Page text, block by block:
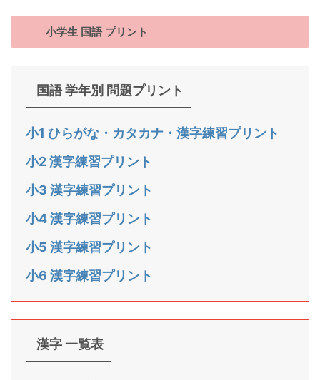
小学生 国語 プリント
国語 学年別 問題プリント
小1 ひらがな・カタカナ・漢字練習プリント
小2 漢字練習プリント
小3 漢字練習プリント
小4 漢字練習プリント
小5 漢字練習プリント
小6 漢字練習プリント
漢字 一覧表